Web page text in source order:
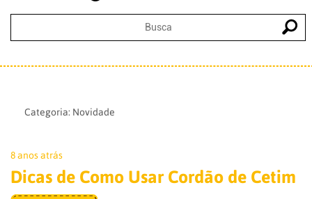
Categoria: Novidade
8 anos atrás
Dicas de Como Usar Cordão de Cetim